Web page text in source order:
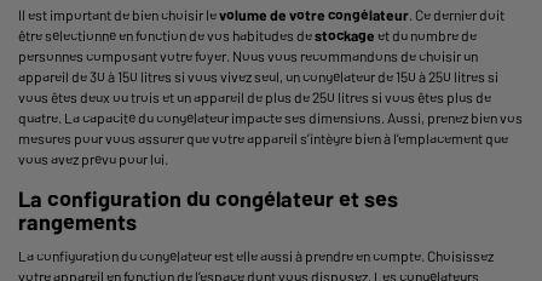
Il est important de bien choisir levolume de votre congélateur. Ce dernier doit
être sélectionné en fonction de vos habitudes destockage et du nombre de
personnes composant votre foyer. Nous vous recommandons de choisir un
appareil de 30 à 150 litres si vous vivez seul, un congélateur de 150 à 250 litres si
vous êtes deux ou trois et un appareil de plus de 250 litres si vous êtes plus de
quatre. La capacité du congélateur impacte ses dimensions. Aussi, prenez bien vos
mesures pour vous assurer que votre appareil s’intègre bien à l’emplacement que
vous avez prévu pour lui.
La configuration du congélateur et ses
rangements
La configuration du congélateur est elle aussi à prendre en compte. Choisissez
votre appareil en fonction de l’espace dont vous disposez. Les congélateurs